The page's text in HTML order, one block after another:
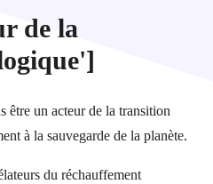
de la
être un acteur de la transition
à la sauvegarde de la planète.
du réchauffement